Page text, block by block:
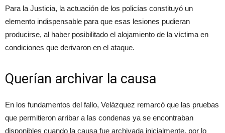
Para la Justicia, la actuación de los policías constituyó un
elemento indispensable para que esas lesiones pudieran
producirse, al haber posibilitado el alojamiento de la víctima en
condiciones que derivaron en el ataque.
Querían archivar la causa
En los fundamentos del fallo, Velázquez remarcó que las pruebas
que permitieron arribar a las condenas ya se encontraban
disponibles cuando la causa fue archivada inicialmente, por lo